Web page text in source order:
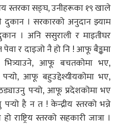
स्तरका सङ्घ, उनीहरूका १९ खाले
दुकान । सरकारको अनुदान झ्याम
। अनि ससुराली र माइतीघर
र दाइजो नै हो नि ! आफू बैङ्कमा
आफू बचतकोमा भए,
आफू बहुउद्देश्यीयकोमा भए,
पर्‍यो, आफू प्रदेशकोमा भए
पर्‍यो है न त ! केन्द्रीय स्तरको भन्ने
राष्ट्रिय स्तरको सहकारी जात्रा ।